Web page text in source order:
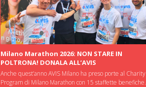
Milano Marathon 2026: NON STARE IN
POLTRONA! DONALA ALL’AVIS
Anche quest’anno AVIS Milano ha preso porte al Charity
Program di Milano Marathon con 15 staffette benefiche.